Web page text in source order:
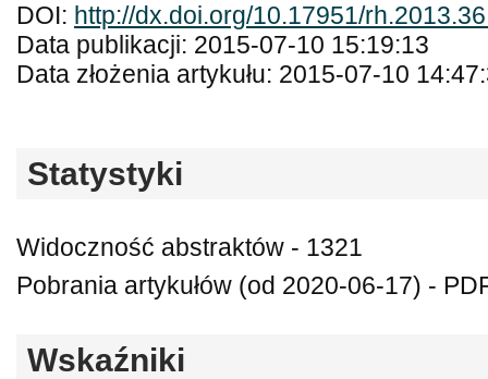
DOI: http://dx.doi.org/10.17951/
Data publikacji: 2015-07-10 15:19:13
Data złożenia artykułu: 2015-07-10
Statystyki
Widoczność abstraktów - 1321
Pobrania artykułów (od 2020-06-17) -
Wskaźniki